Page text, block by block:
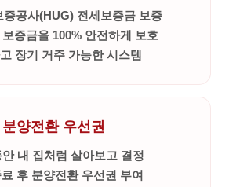
증공사(HUG) 전세보증금 보증
증금을 100% 안전하게 보호
장기 거주 가능한 시스템
분양전환 우선권
안 내 집처럼 살아보고 결정
후 분양전환 우선권 부여